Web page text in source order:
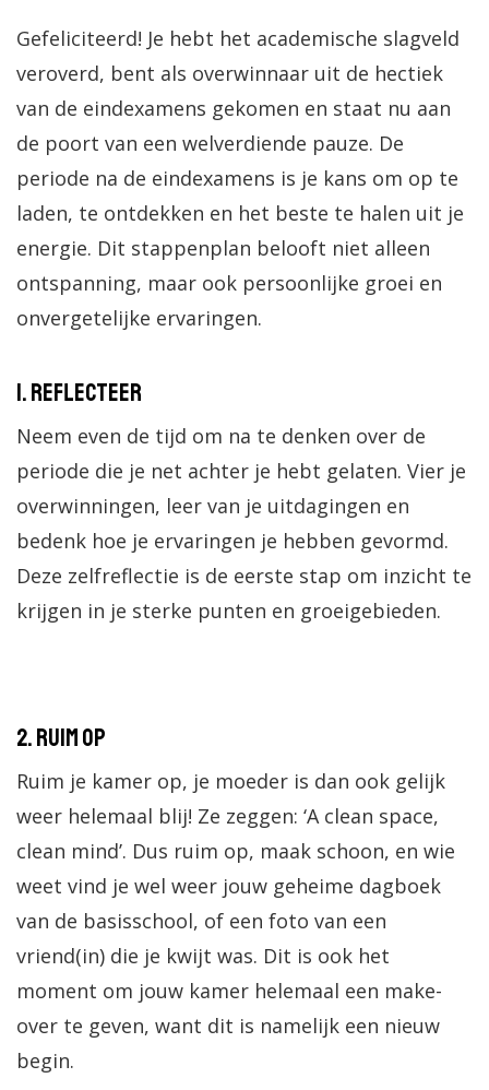
Gefeliciteerd! Je hebt het academische slagveld
veroverd, bent als overwinnaar uit de hectiek
van de eindexamens gekomen en staat nu aan
de poort van een welverdiende pauze. De
periode na de eindexamens is je kans om op te
laden, te ontdekken en het beste te halen uit je
energie. Dit stappenplan belooft niet alleen
ontspanning, maar ook persoonlijke groei en
onvergetelijke ervaringen.
1. Reflecteer
Neem even de tijd om na te denken over de
periode die je net achter je hebt gelaten. Vier je
overwinningen, leer van je uitdagingen en
bedenk hoe je ervaringen je hebben gevormd.
Deze zelfreflectie is de eerste stap om inzicht te
krijgen in je sterke punten en groeigebieden.
2. Ruim op
Ruim je kamer op, je moeder is dan ook gelijk
weer helemaal blij! Ze zeggen: ‘A clean space,
clean mind’. Dus ruim op, maak schoon, en wie
weet vind je wel weer jouw geheime dagboek
van de basisschool, of een foto van een
vriend(in) die je kwijt was. Dit is ook het
moment om jouw kamer helemaal een make-
over te geven, want dit is namelijk een nieuw
begin.